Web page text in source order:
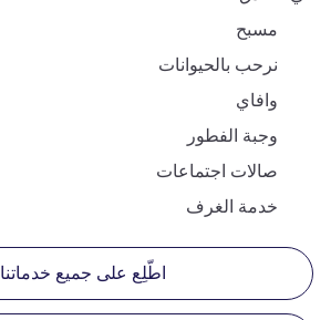
مسبح
نرحب بالحيوانات
وافاي
وجبة الفطور
صالات اجتماعات
خدمة الغرف
اطّلِع على جميع خدماتنا